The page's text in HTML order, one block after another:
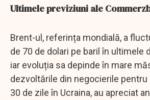
Ultimele previziuni ale
Brent-ul, referința mondială, a
de 70 de dolari pe baril în ultimele
iar evoluția sa depinde în mare
dezvoltările din negocierile
30 de zile în Ucraina, au apreciat